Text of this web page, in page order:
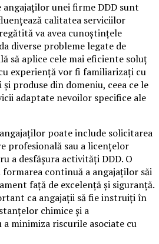
unei firme DDD sunt
calitatea serviciilor
va avea cunoștințele
diverse probleme legate de
să aplice cele mai eficiente soluț
experiență vor fi familiarizați cu
produse din domeniu, ceea ce le
adaptate nevoilor specifice ale
poate include solicitarea
profesională sau a licențelor
a desfășura activități DDD. O
continuă a angajaților săi
față de excelență și siguranță.
ca angajații să fie instruiți în
chimice și a
minimiza riscurile asociate cu